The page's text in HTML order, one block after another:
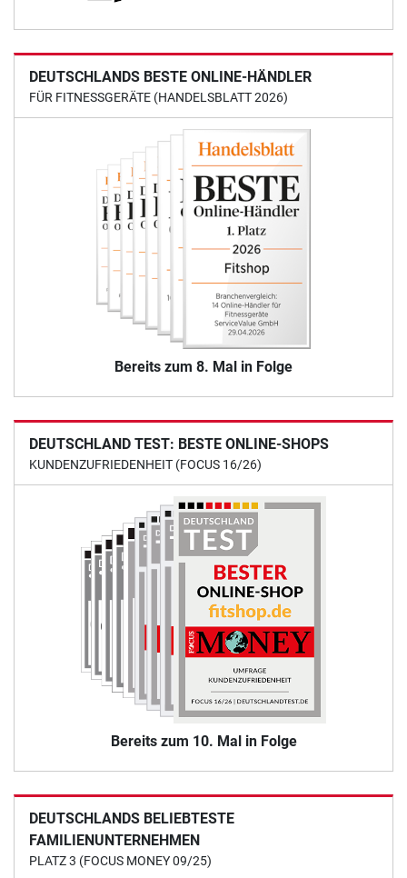
DEUTSCHLANDS BESTE ONLINE-HÄNDLER
FÜR FITNESSGERÄTE (HANDELSBLATT 2026)
Bereits zum 8. Mal in Folge
DEUTSCHLAND TEST: BESTE ONLINE-SHOPS
KUNDENZUFRIEDENHEIT (FOCUS 16/26)
Bereits zum 10. Mal in Folge
DEUTSCHLANDS BELIEBTESTE
FAMILIENUNTERNEHMEN
PLATZ 3 (FOCUS MONEY 09/25)